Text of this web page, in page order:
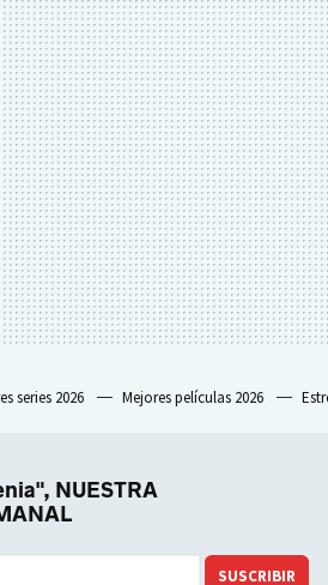
series 2026 Mejores películas 2026
NUESTRA
SUSCRIBIR